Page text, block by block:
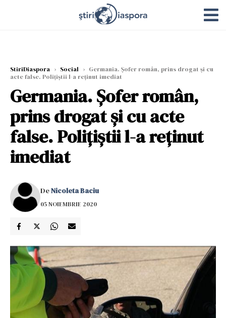
StiriDiaspora › Social › Germania. Şofer român, prins drogat şi cu
acte false. Poliţiştii l-a reţinut imediat
Germania. Şofer român,
prins drogat şi cu acte
false. Poliţiştii l-a reţinut
imediat
DeNicoleta Baciu
05 NOIEMBRIE 2020